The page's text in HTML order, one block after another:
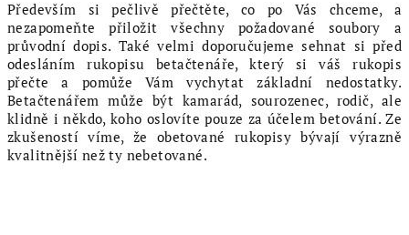
Především si pečlivě přečtěte, co po Vás chceme, a
nezapomeňte přiložit všechny požadované soubory a
průvodní dopis. Také velmi doporučujeme sehnat si před
odesláním rukopisu betačtenáře, který si váš rukopis
přečte a pomůže Vám vychytat základní nedostatky.
Betačtenářem může být kamarád, sourozenec, rodič, ale
klidně i někdo, koho oslovíte pouze za účelem betování. Ze
zkušeností víme, že obetované rukopisy bývají výrazně
kvalitnější než ty nebetované.